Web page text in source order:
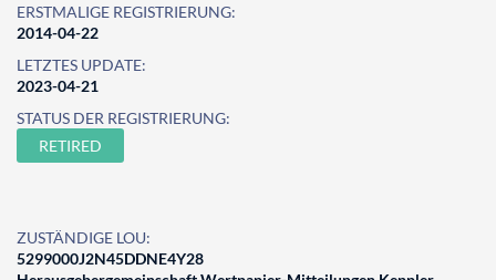
ERSTMALIGE REGISTRIERUNG:
2014-04-22
LETZTES UPDATE:
2023-04-21
STATUS DER REGISTRIERUNG:
RETIRED
ZUSTÄNDIGE LOU:
5299000J2N45DDNE4Y28